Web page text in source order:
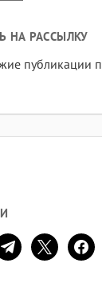
НА РАССЫЛКУ
публикации
x